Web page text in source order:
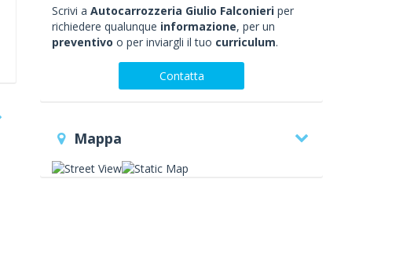
Scrivi a Autocarrozzeria Giulio Falconieri per
richiedere qualunque informazione, per un
preventivo o per inviargli il tuo curriculum.
Contatta
Mappa